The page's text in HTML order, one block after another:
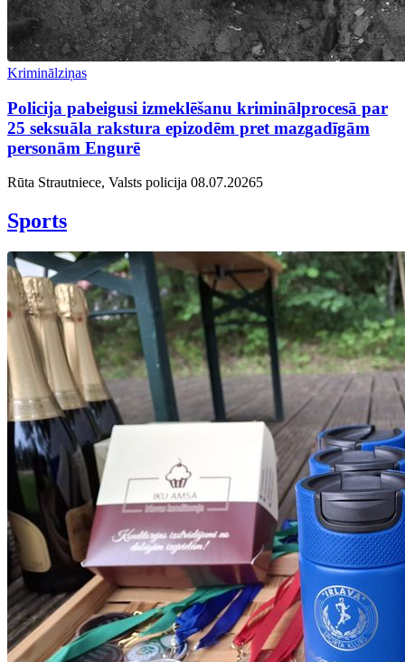
Kriminālziņas
Policija pabeigusi izmeklēšanu kriminālprocesā par
25 seksuāla rakstura epizodēm pret mazgadīgām
personām Engurē
Rūta Strautniece, Valsts policija 08.07.20265
Sports